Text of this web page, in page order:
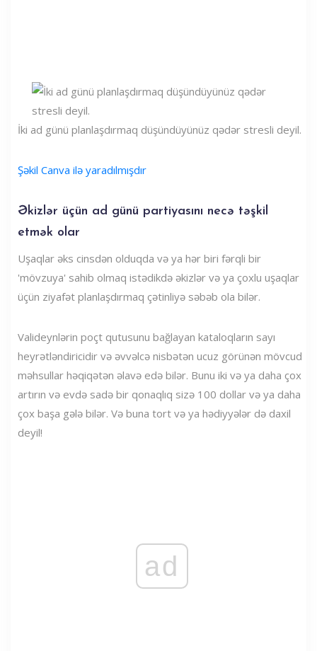
İki ad günü planlaşdırmaq düşündüyünüz qədər stresli deyil.
Şəkil Canva ilə yaradılmışdır
Əkizlər üçün ad günü partiyasını necə təşkil
etmək olar
Uşaqlar əks cinsdən olduqda və ya hər biri fərqli bir
'mövzuya' sahib olmaq istədikdə əkizlər və ya çoxlu uşaqlar
üçün ziyafət planlaşdırmaq çətinliyə səbəb ola bilər.
Valideynlərin poçt qutusunu bağlayan kataloqların sayı
heyrətləndiricidir və əvvəlcə nisbətən ucuz görünən mövcud
məhsullar həqiqətən əlavə edə bilər. Bunu iki və ya daha çox
artırın və evdə sadə bir qonaqlıq sizə 100 dollar və ya daha
çox başa gələ bilər. Və buna tort və ya hədiyyələr də daxil
deyil!
ad